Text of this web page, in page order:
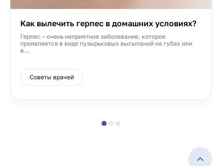
Как вылечить герпес в домашних условиях?
Герпес – очень неприятное заболевание, которое
проявляется в виде пузырьковых высыпаний на губах или
в...
Советы врачей